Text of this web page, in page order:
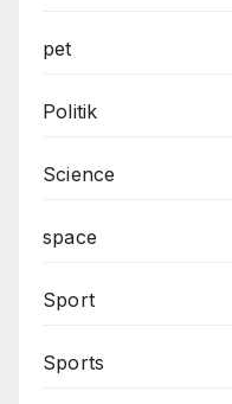
pet
Politik
Science
space
Sport
Sports